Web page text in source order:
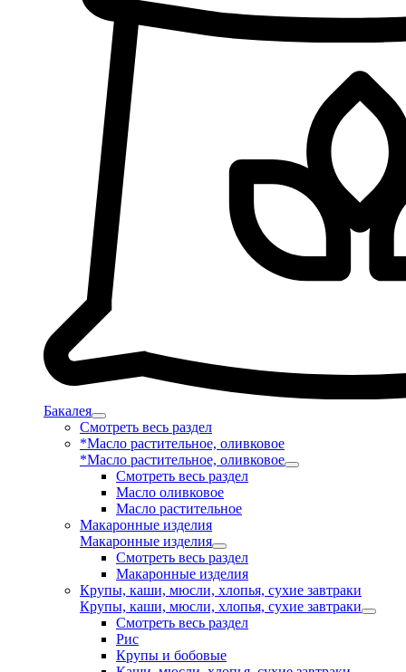
Бакалея
Смотреть весь раздел
*Масло растительное, оливковое
*Масло растительное, оливковое
Смотреть весь раздел
Масло оливковое
Масло растительное
Макаронные изделия
Макаронные изделия
Смотреть весь раздел
Макаронные изделия
Крупы, каши, мюсли, хлопья, сухие завтраки
Крупы, каши, мюсли, хлопья, сухие завтраки
Смотреть весь раздел
Рис
Крупы и бобовые